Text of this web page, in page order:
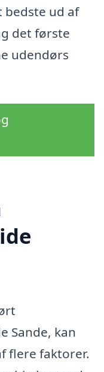
bedste ud af
det første
udendørs
Sande, kan
flere faktorer.